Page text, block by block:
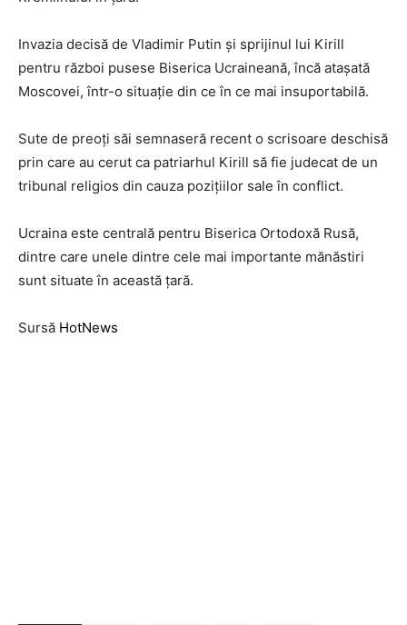
Invazia decisă de Vladimir Putin și sprijinul lui Kirill
pentru război pusese Biserica Ucraineană, încă atașată
Moscovei, într-o situație din ce în ce mai insuportabilă.
Sute de preoți săi semnaseră recent o scrisoare deschisă
prin care au cerut ca patriarhul Kirill să fie judecat de un
tribunal religios din cauza pozițiilor sale în conflict.
Ucraina este centrală pentru Biserica Ortodoxă Rusă,
dintre care unele dintre cele mai importante mănăstiri
sunt situate în această țară.
Sursă HotNews